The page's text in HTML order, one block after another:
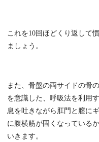
これを10回ほどくり返して
ましょう。
また、骨盤の両サイドの骨
を意識した、呼吸法を利用
息を吐きながら肛門と膣に
に腹横筋が固くなっている
いきます。